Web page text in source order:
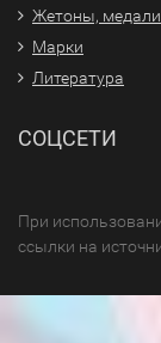
Жетоны, медали
Марки
Литература
СОЦСЕТИ
При
ссылки на